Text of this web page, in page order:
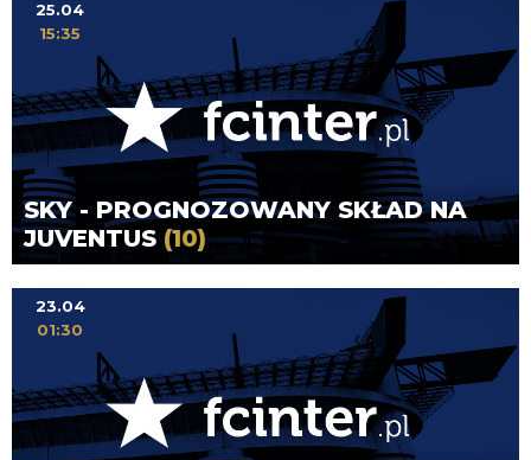
SKY - PROGNOZOWANY SKŁAD NA
JUVENTUS (10)
25.04
15:35
23.04
01:30